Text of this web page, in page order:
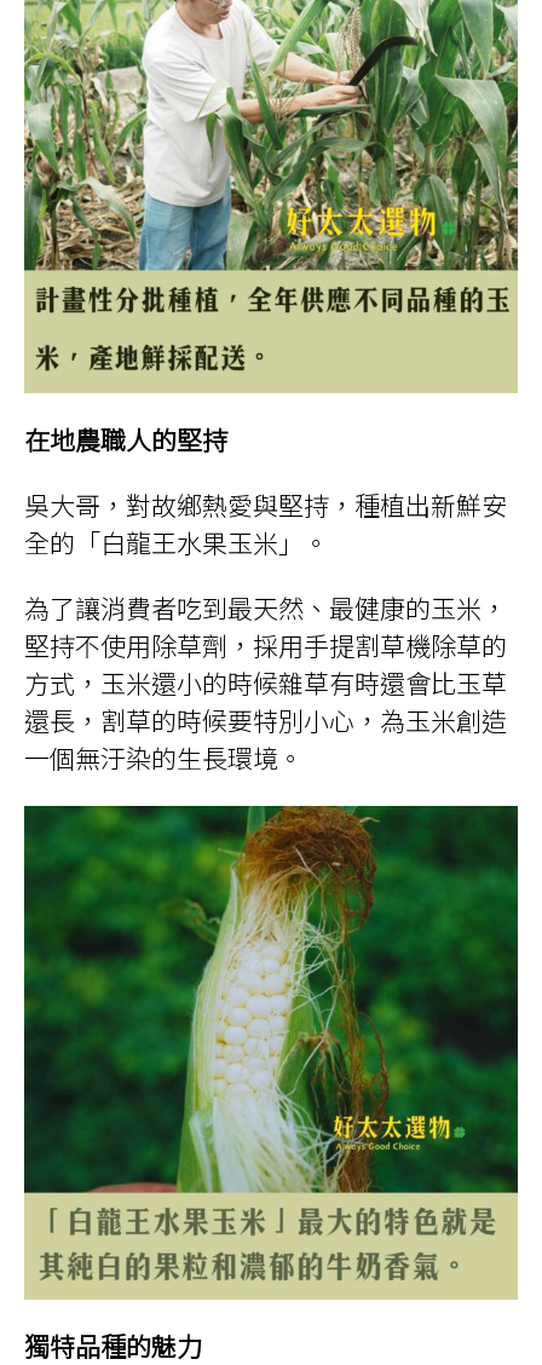
在地農職人的堅持
吳大哥，對故鄉熱愛與堅持，種植出新鮮安
全的「白龍王水果玉米」。
為了讓消費者吃到最天然、最健康的玉米，
堅持不使用除草劑，採用手提割草機除草的
方式，玉米還小的時候雜草有時還會比玉草
還長，割草的時候要特別小心，為玉米創造
一個無汙染的生長環境。
獨特品種的魅力